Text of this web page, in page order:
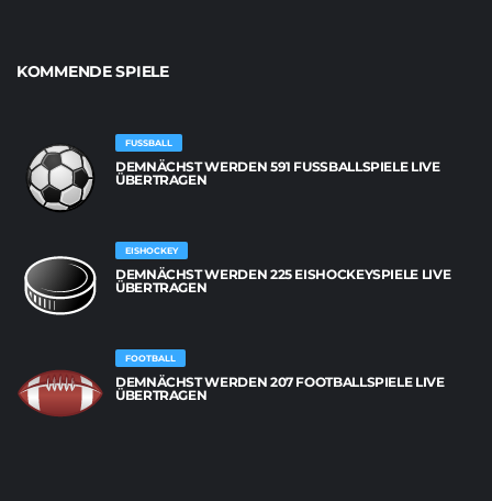
KOMMENDE SPIELE
FUSSBALL
DEMNÄCHST WERDEN 591 FUSSBALLSPIELE LIVE Ü
BERTRAGEN
EISHOCKEY
DEMNÄCHST WERDEN 225 EISHOCKEYSPIELE LIVE
ÜBERTRAGEN
FOOTBALL
DEMNÄCHST WERDEN 207 FOOTBALLSPIELE LIVE
ÜBERTRAGEN